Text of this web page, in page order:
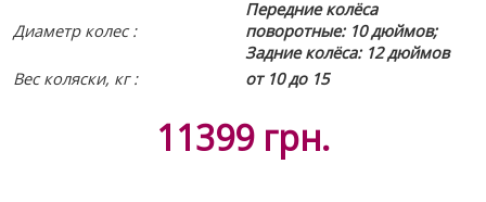
Диаметр колес :
Передние колёса
поворотные: 10 дюймов;
Задние колёса: 12 дюймов
Вес коляски, кг :
от 10 до 15
11399 грн.